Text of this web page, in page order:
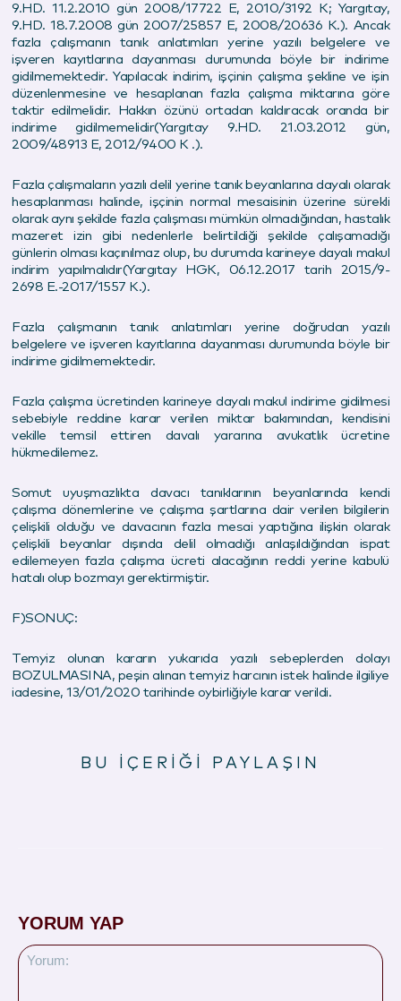
9.HD. 11.2.2010 gün 2008/17722 E, 2010/3192 K; Yargıtay,
9.HD. 18.7.2008 gün 2007/25857 E, 2008/20636 K.). Ancak
fazla çalışmanın tanık anlatımları yerine yazılı belgelere ve
işveren kayıtlarına dayanması durumunda böyle bir indirime
gidilmemektedir. Yapılacak indirim, işçinin çalışma şekline ve işin
düzenlenmesine ve hesaplanan fazla çalışma miktarına göre
taktir edilmelidir. Hakkın özünü ortadan kaldıracak oranda bir
indirime gidilmemelidir(Yargıtay 9.HD. 21.03.2012 gün,
2009/48913 E, 2012/9400 K .).
Fazla çalışmaların yazılı delil yerine tanık beyanlarına dayalı olarak
hesaplanması halinde, işçinin normal mesaisinin üzerine sürekli
olarak aynı şekilde fazla çalışması mümkün olmadığından, hastalık
mazeret izin gibi nedenlerle belirtildiği şekilde çalışamadığı
günlerin olması kaçınılmaz olup, bu durumda karineye dayalı makul
indirim yapılmalıdır(Yargıtay HGK, 06.12.2017 tarih 2015/9-
2698 E.-2017/1557 K.).
Fazla çalışmanın tanık anlatımları yerine doğrudan yazılı
belgelere ve işveren kayıtlarına dayanması durumunda böyle bir
indirime gidilmemektedir.
Fazla çalışma ücretinden karineye dayalı makul indirime gidilmesi
sebebiyle reddine karar verilen miktar bakımından, kendisini
vekille temsil ettiren davalı yararına avukatlık ücretine
hükmedilemez.
Somut uyuşmazlıkta davacı tanıklarının beyanlarında kendi
çalışma dönemlerine ve çalışma şartlarına dair verilen bilgilerin
çelişkili olduğu ve davacının fazla mesai yaptığına ilişkin olarak
çelişkili beyanlar dışında delil olmadığı anlaşıldığından ispat
edilemeyen fazla çalışma ücreti alacağının reddi yerine kabulü
hatalı olup bozmayı gerektirmiştir.
F)SONUÇ:
Temyiz olunan kararın yukarıda yazılı sebeplerden dolayı
BOZULMASINA, peşin alınan temyiz harcının istek halinde ilgiliye
iadesine, 13/01/2020 tarihinde oybirliğiyle karar verildi.
BU İÇERİĞİ PAYLAŞIN
YORUM YAP